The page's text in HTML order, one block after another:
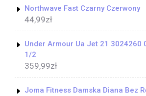
Northwave Fast Czarny Czerwony
44,99zł
Under Armour Ua Jet 21 3024260
1/2
359,99zł
Joma Fitness Damska Diana Bez